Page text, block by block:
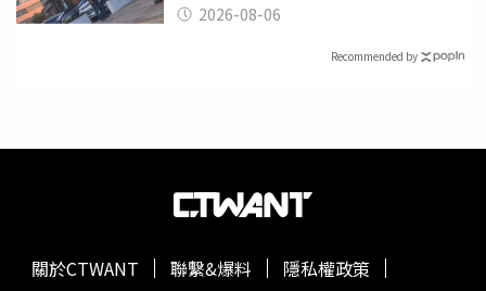
2026-08-06
Recommended by
關於CTWANT 聯繫&爆料
隱私權政策